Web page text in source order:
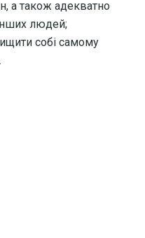
а також адекватно
людей;
собі самому